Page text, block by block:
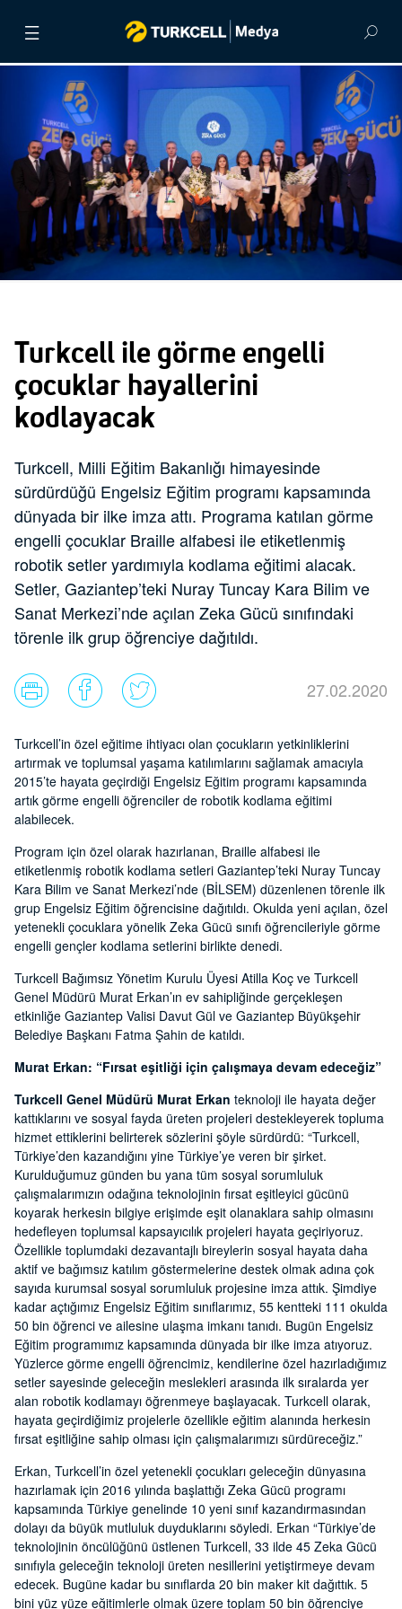
BASIN BÜLTENLERİ
VİDEOLAR
GÖRSEL ARŞİV
İLETİŞİM
Turkcell ile görme engelli
çocuklar hayallerini
kodlayacak
Turkcell, Milli Eğitim Bakanlığı himayesinde
sürdürdüğü Engelsiz Eğitim programı kapsamında
dünyada bir ilke imza attı. Programa katılan görme
engelli çocuklar Braille alfabesi ile etiketlenmiş
robotik setler yardımıyla kodlama eğitimi alacak.
Setler, Gaziantep’teki Nuray Tuncay Kara Bilim ve
Sanat Merkezi’nde açılan Zeka Gücü sınıfındaki
törenle ilk grup öğrenciye dağıtıldı.
27.02.2020
Turkcell’in özel eğitime ihtiyacı olan çocukların yetkinliklerini
artırmak ve toplumsal yaşama katılımlarını sağlamak amacıyla
2015’te hayata geçirdiği Engelsiz Eğitim programı kapsamında
artık görme engelli öğrenciler de robotik kodlama eğitimi
alabilecek.
Program için özel olarak hazırlanan, Braille alfabesi ile
etiketlenmiş robotik kodlama setleri Gaziantep’teki Nuray Tuncay
Kara Bilim ve Sanat Merkezi’nde (BİLSEM) düzenlenen törenle ilk
grup Engelsiz Eğitim öğrencisine dağıtıldı. Okulda yeni açılan, özel
yetenekli çocuklara yönelik Zeka Gücü sınıfı öğrencileriyle görme
engelli gençler kodlama setlerini birlikte denedi.
Turkcell Bağımsız Yönetim Kurulu Üyesi Atilla Koç ve Turkcell
Genel Müdürü Murat Erkan’ın ev sahipliğinde gerçekleşen
etkinliğe Gaziantep Valisi Davut Gül ve Gaziantep Büyükşehir
Belediye Başkanı Fatma Şahin de katıldı.
Murat Erkan: “Fırsat eşitliği için çalışmaya devam edeceğiz”
Turkcell Genel Müdürü Murat Erkan teknoloji ile hayata değer
kattıklarını ve sosyal fayda üreten projeleri destekleyerek topluma
hizmet ettiklerini belirterek sözlerini şöyle sürdürdü: “Turkcell,
Türkiye’den kazandığını yine Türkiye’ye veren bir şirket.
Kurulduğumuz günden bu yana tüm sosyal sorumluluk
çalışmalarımızın odağına teknolojinin fırsat eşitleyici gücünü
koyarak herkesin bilgiye erişimde eşit olanaklara sahip olmasını
hedefleyen toplumsal kapsayıcılık projeleri hayata geçiriyoruz.
Özellikle toplumdaki dezavantajlı bireylerin sosyal hayata daha
aktif ve bağımsız katılım göstermelerine destek olmak adına çok
sayıda kurumsal sosyal sorumluluk projesine imza attık. Şimdiye
kadar açtığımız Engelsiz Eğitim sınıflarımız, 55 kentteki 111 okulda
50 bin öğrenci ve ailesine ulaşma imkanı tanıdı. Bugün Engelsiz
Eğitim programımız kapsamında dünyada bir ilke imza atıyoruz.
Yüzlerce görme engelli öğrencimiz, kendilerine özel hazırladığımız
setler sayesinde geleceğin meslekleri arasında ilk sıralarda yer
alan robotik kodlamayı öğrenmeye başlayacak. Turkcell olarak,
hayata geçirdiğimiz projelerle özellikle eğitim alanında herkesin
fırsat eşitliğine sahip olması için çalışmalarımızı sürdüreceğiz.”
Erkan, Turkcell’in özel yetenekli çocukları geleceğin dünyasına
hazırlamak için 2016 yılında başlattığı Zeka Gücü programı
kapsamında Türkiye genelinde 10 yeni sınıf kazandırmasından
dolayı da büyük mutluluk duyduklarını söyledi. Erkan “Türkiye’de
teknolojinin öncülüğünü üstlenen Turkcell, 33 ilde 45 Zeka Gücü
sınıfıyla geleceğin teknoloji üreten nesillerini yetiştirmeye devam
edecek. Bugüne kadar bu sınıflarda 20 bin maker kit dağıttık. 5
bini yüz yüze eğitimlerle olmak üzere toplam 50 bin öğrenciye